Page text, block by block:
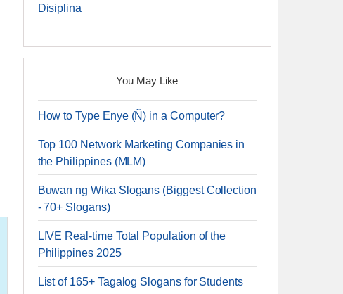
Disiplina
You May Like
How to Type Enye (Ñ) in a Computer?
Top 100 Network Marketing Companies in
the Philippines (MLM)
Buwan ng Wika Slogans (Biggest Collection
- 70+ Slogans)
LIVE Real-time Total Population of the
Philippines 2025
List of 165+ Tagalog Slogans for Students